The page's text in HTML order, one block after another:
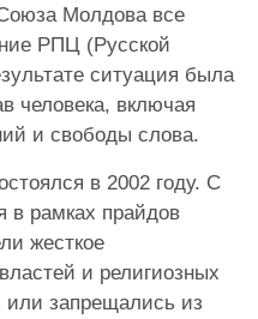
Молдова все
РПЦ (Русской
ситуация была
человека, включая
и свободы слова.
в 2002 году. С
в рамках прайдов
жесткое
и религиозных
или запрещались из